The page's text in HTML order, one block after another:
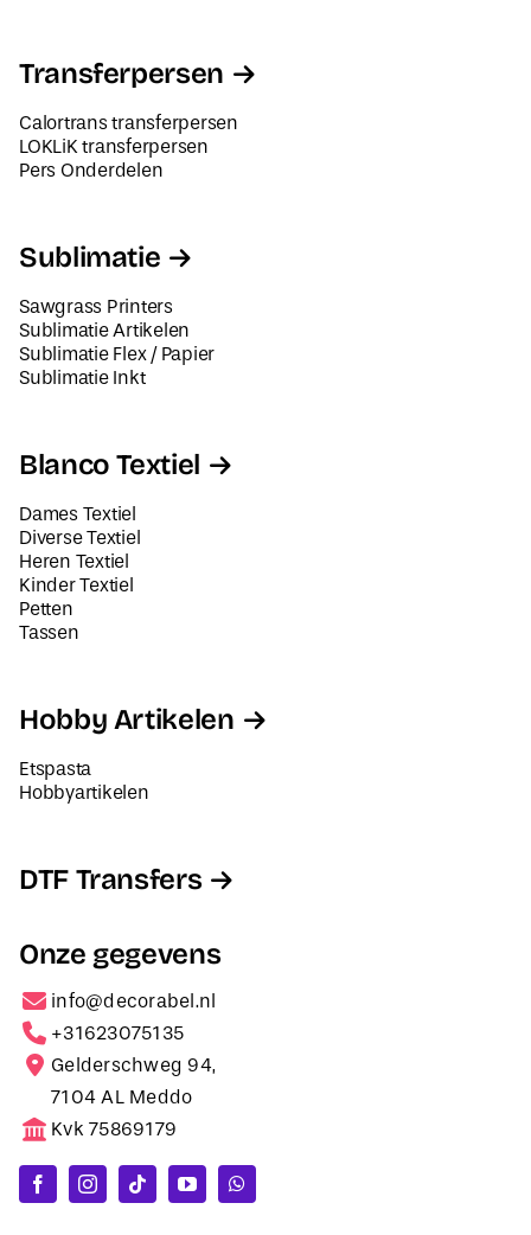
Transferpersen
Calortrans transferpersen
LOKLiK transferpersen
Pers Onderdelen
Sublimatie
Sawgrass Printers
Sublimatie Artikelen
Sublimatie Flex / Papier
Sublimatie Inkt
Blanco Textiel
Dames Textiel
Diverse Textiel
Heren Textiel
Kinder Textiel
Petten
Tassen
Hobby Artikelen
Etspasta
Hobbyartikelen
DTF Transfers
Onze gegevens
info@decorabel.nl
+31623075135
Gelderschweg 94,
7104 AL Meddo
Kvk 75869179